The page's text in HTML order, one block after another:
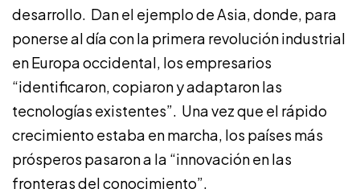
desarrollo. Dan el ejemplo de Asia, donde, para
ponerse al día con la primera revolución industrial
en Europa occidental, los empresarios
“identificaron, copiaron y adaptaron las
tecnologías existentes”. Una vez que el rápido
crecimiento estaba en marcha, los países más
prósperos pasaron a la “innovación en las
fronteras del conocimiento”.